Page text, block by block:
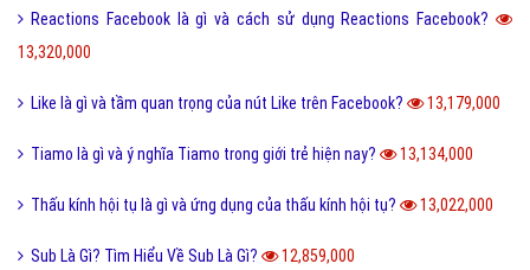
Reactions Facebook là gì và cách sử dụng Reactions Facebook?
13,320,000
Like là gì và tầm quan trọng của nút Like trên Facebook? 13,179,000
Tiamo là gì và ý nghĩa Tiamo trong giới trẻ hiện nay? 13,134,000
Thấu kính hội tụ là gì và ứng dụng của thấu kính hội tụ? 13,022,000
Sub Là Gì? Tìm Hiểu Về Sub Là Gì? 12,859,000